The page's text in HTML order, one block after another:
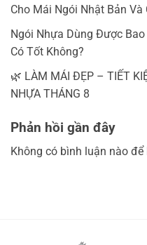
Cho Mái Ngói Nhật Bản
Ngói Nhựa Dùng Được
Có Tốt Không?
🌿 LÀM MÁI ĐẸP – TIẾT
NHỰA THÁNG 8
Phản hồi gần đây
Không có bình luận nào để